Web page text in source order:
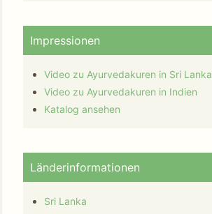
Impressionen
Video zu Ayurvedakuren in Sri Lanka
Video zu Ayurvedakuren in Indien
Katalog ansehen
Länderinformationen
Sri Lanka